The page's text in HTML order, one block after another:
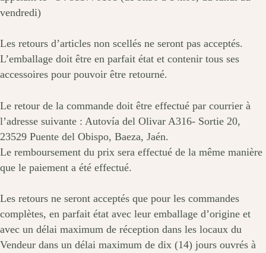
vendredi)
Les retours d’articles non scellés ne seront pas acceptés.
L’emballage doit être en parfait état et contenir tous ses
accessoires pour pouvoir être retourné.
Le retour de la commande doit être effectué par courrier à
l’adresse suivante : Autovía del Olivar A316- Sortie 20,
23529 Puente del Obispo, Baeza, Jaén.
Le remboursement du prix sera effectué de la même manière
que le paiement a été effectué.
Les retours ne seront acceptés que pour les commandes
complètes, en parfait état avec leur emballage d’origine et
avec un délai maximum de réception dans les locaux du
Vendeur dans un délai maximum de dix (14) jours ouvrés à